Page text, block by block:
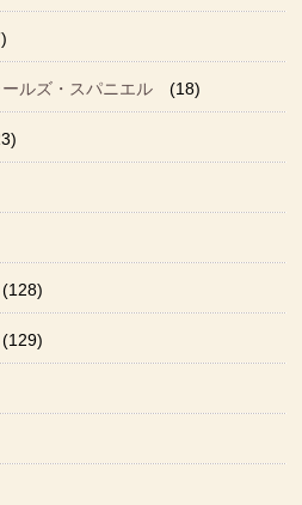
ルズ・スパニエル (18)
(128)
(129)